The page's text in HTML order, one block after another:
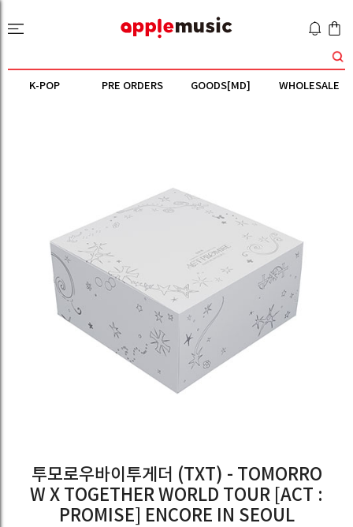
K-POP PRE ORDERS GOODS[MD] WHOLESALE
투모로우바이투게더 (TXT) - TOMORRO
W X TOGETHER WORLD TOUR [ACT :
PROMISE] ENCORE IN SEOUL